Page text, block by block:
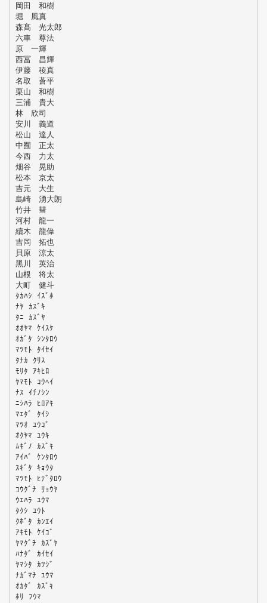
岡田 和樹
堀 風真
森髙 光太郎
六車 尊法
原 一輝
西冨 昌輝
伊藤 稜真
名取 蒼平
栗山 和樹
三浦 貴大
林 欣司
安川 義道
松山 達人
中囿 正太
今西 力太
畑谷 晃助
松本 京太
吉元 大生
島崎 湧大朗
竹井 彗
河村 龍一
續木 龍偉
吉岡 拓也
貝原 涼太
黑川 英治
山根 将太
大町 健斗
ﾀｶﾊｼ ｲｽﾞﾎ
ﾅﾔ ｶｽﾞｷ
ﾀﾆ ｶｽﾞﾔ
ｵｵﾔﾏ ｹｲｽｹ
ｵｶﾞﾀ ｼﾝﾀﾛｳ
ﾏﾂﾓﾄ ﾀｲｾｲ
ﾀﾅｶ ｸﾘｽ
ﾓﾘﾀ ｱｷﾋﾛ
ﾔﾏﾓﾄ ｺｳﾍｲ
ﾅｽ ｲﾁﾉｼﾝ
ﾆｼﾊﾗ ﾋﾛｱｷ
ﾏｴﾀﾞ ﾀｲｼ
ﾏﾂｵ ﾕｳｺﾞ
ｵｸﾔﾏ ﾕｳｷ
ﾑｷﾞﾉ ｶｽﾞｷ
ｱｲﾊﾞ ｹﾝﾀﾛｳ
ｽｷﾞﾀ ｷｮｳﾀ
ﾏﾂﾓﾄ ﾋﾃﾞﾀﾛｳ
ｺｳｸﾞﾁ ﾘｮｳﾔ
ｳｴﾊﾗ ﾕｳﾏ
ﾀｸｼ ﾕｳﾄ
ｸﾎﾞﾀ ｶﾝｴｲ
ｱｷﾓﾄ ｹｲｺﾞ
ﾔﾏｸﾞﾁ ｶｽﾞﾔ
ﾊﾅﾀﾞ ｶｲｾｲ
ﾔﾏｼﾀ ｶﾂｼﾞ
ﾅｶﾞﾏﾁ ﾕｳﾏ
ｵｶﾀﾞ ｶｽﾞｷ
ﾎﾘ ﾌｳﾏ